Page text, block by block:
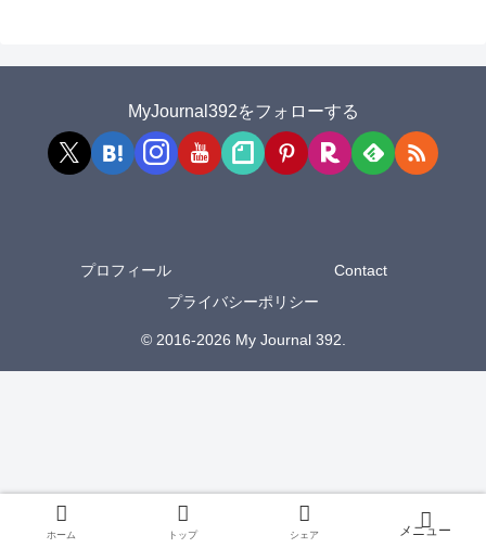
MyJournal392をフォローする
プロフィール
Contact
プライバシーポリシー
© 2016-2026 My Journal 392.
ホーム トップ シェア